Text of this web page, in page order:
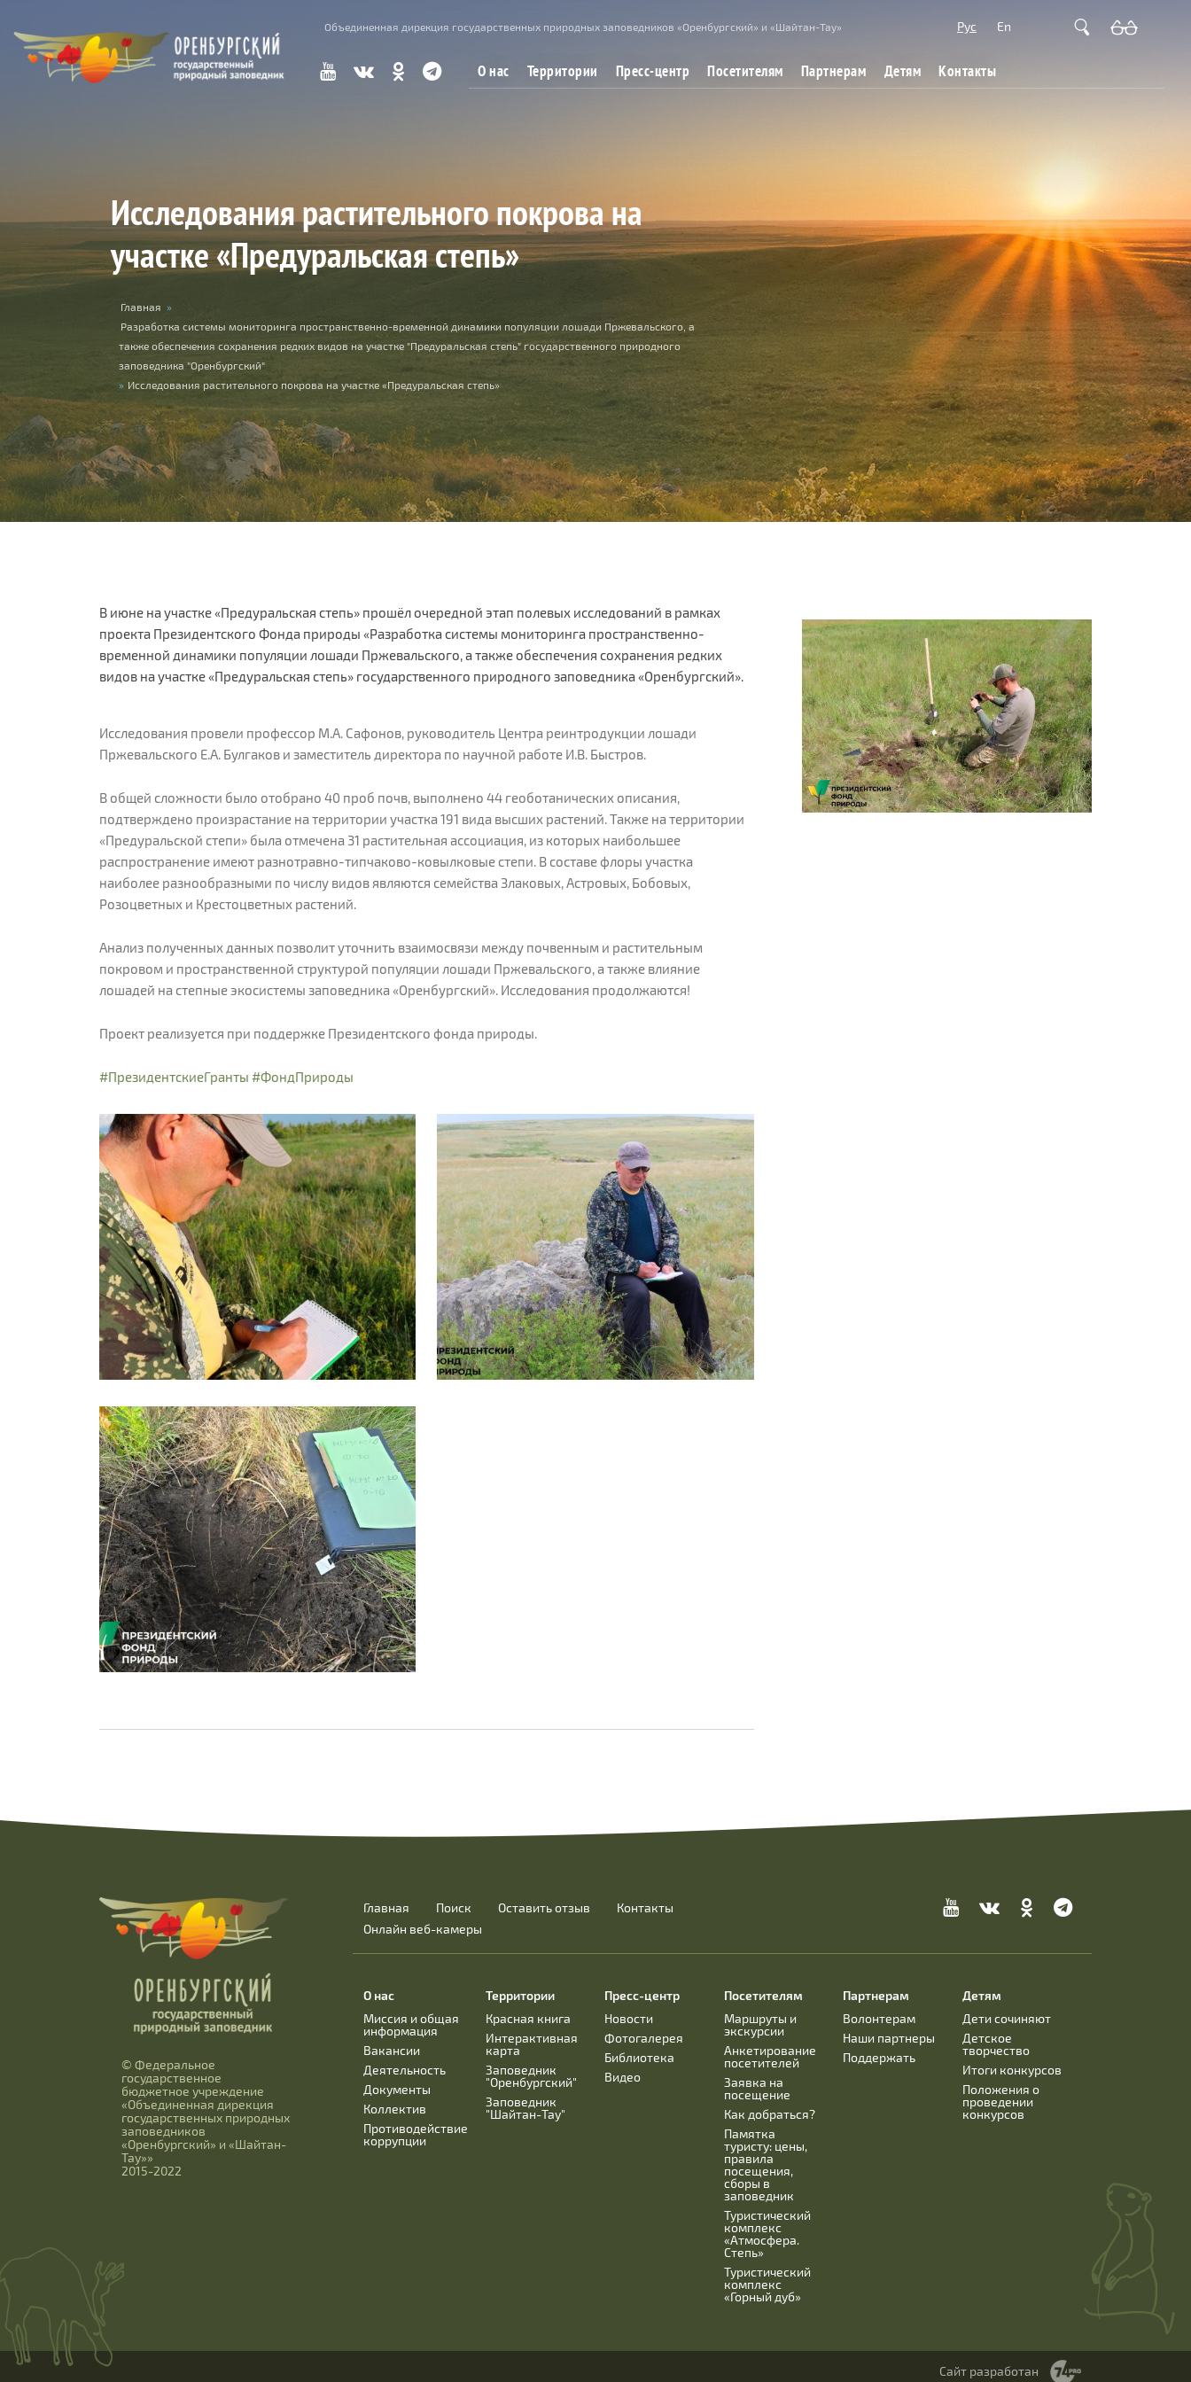
Объединенная дирекция государственных природных заповедников «Оренбургский» и «Шайтан-Тау» Рус En
О нас Территории Пресс-центр Посетителям Партнерам Детям Контакты
Исследования растительного покрова на
участке «Предуральская степь»
Вы здесь
Главная »
Разработка системы мониторинга пространственно-временной динамики популяции лошади Пржевальского, а
также обеспечения сохранения редких видов на участке "Предуральская степь" государственного природного
заповедника "Оренбургский"
» Исследования растительного покрова на участке «Предуральская степь»
В июне на участке «Предуральская степь» прошёл очередной этап полевых исследований в рамках
проекта Президентского Фонда природы «Разработка системы мониторинга пространственно-
временной динамики популяции лошади Пржевальского, а также обеспечения сохранения редких
видов на участке «Предуральская степь» государственного природного заповедника «Оренбургский».
Исследования провели профессор М.А. Сафонов, руководитель Центра реинтродукции лошади
Пржевальского Е.А. Булгаков и заместитель директора по научной работе И.В. Быстров.
В общей сложности было отобрано 40 проб почв, выполнено 44 геоботанических описания,
подтверждено произрастание на территории участка 191 вида высших растений. Также на территории
«Предуральской степи» была отмечена 31 растительная ассоциация, из которых наибольшее
распространение имеют разнотравно-типчаково-ковылковые степи. В составе флоры участка
наиболее разнообразными по числу видов являются семейства Злаковых, Астровых, Бобовых,
Розоцветных и Крестоцветных растений.
Анализ полученных данных позволит уточнить взаимосвязи между почвенным и растительным
покровом и пространственной структурой популяции лошади Пржевальского, а также влияние
лошадей на степные экосистемы заповедника «Оренбургский». Исследования продолжаются!
Проект реализуется при поддержке Президентского фонда природы.
#ПрезидентскиеГранты #ФондПрироды
© Федеральное
государственное
бюджетное учреждение
«Объединенная дирекция
государственных природных
заповедников
«Оренбургский» и «Шайтан-
Тау»»
2015-2022
Главная Поиск Оставить отзыв
Контакты
Онлайн веб-камеры
О нас
Миссия и общая
информация
Вакансии
Деятельность
Документы
Коллектив
Противодействие
коррупции
Территории
Красная книга
Интерактивная
карта
Заповедник
"Оренбургский"
Заповедник
"Шайтан-Тау"
Пресс-центр
Новости
Фотогалерея
Библиотека
Видео
Посетителям
Маршруты и
экскурсии
Анкетирование
посетителей
Заявка на
посещение
Как добраться?
Памятка
туристу: цены,
правила
посещения,
сборы в
заповедник
Туристический
комплекс
«Атмосфера.
Степь»
Туристический
комплекс
«Горный дуб»
Партнерам
Волонтерам
Наши партнеры
Поддержать
Детям
Дети сочиняют
Детское
творчество
Итоги конкурсов
Положения о
проведении
конкурсов
Сайт разработан